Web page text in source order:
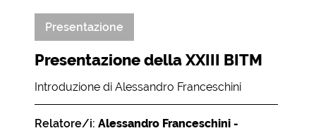
Presentazione
Presentazione della XXIII BITM
Introduzione di Alessandro Franceschini
Relatore/i: Alessandro Franceschini -